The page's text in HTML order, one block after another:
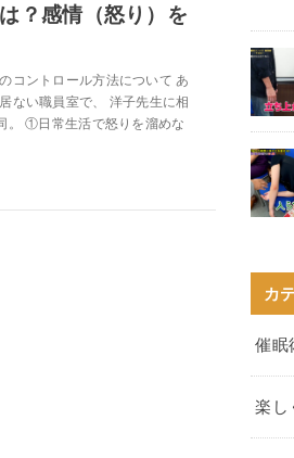
？感情（怒り）を
コントロール方法について あ
ない職員室で、 洋子先生に相
。 ①日常生活で怒りを溜めな
カ
催眠
楽し